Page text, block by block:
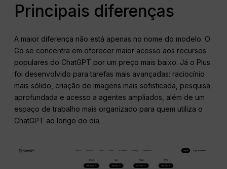
Principais diferenças
A maior diferença não está apenas no nome do modelo. O
Go se concentra em oferecer maior acesso aos recursos
populares do ChatGPT por um preço mais baixo. Já o Plus
foi desenvolvido para tarefas mais avançadas: raciocínio
mais sólido, criação de imagens mais sofisticada, pesquisa
aprofundada e acesso a agentes ampliados, além de um
espaço de trabalho mais organizado para quem utiliza o
ChatGPT ao longo do dia.